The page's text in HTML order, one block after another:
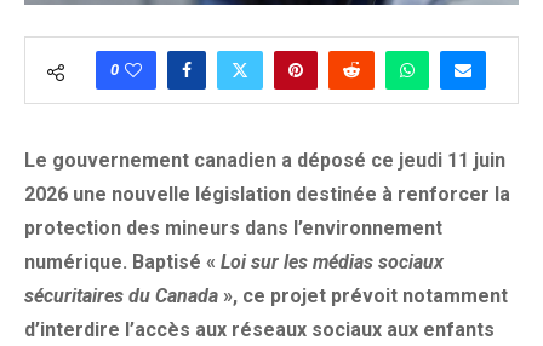
0
Le gouvernement canadien a déposé ce jeudi 11 juin
2026 une nouvelle législation destinée à renforcer la
protection des mineurs dans l’environnement
numérique. Baptisé « Loi sur les médias sociaux
sécuritaires du Canada », ce projet prévoit notamment
d’interdire l’accès aux réseaux sociaux aux enfants